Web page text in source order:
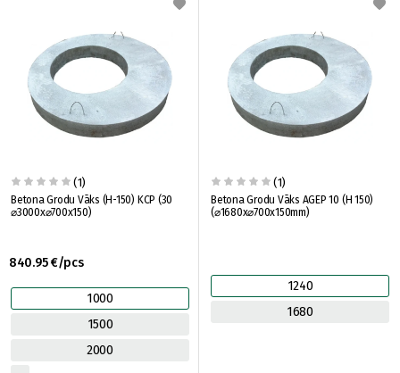
(1)
Betona Grodu Vāks (H-150) KCP (30
⌀3000x⌀700x150)
840.95 €/pcs
1000
1500
2000
(1)
Betona Grodu Vāks AGEP 10 (H 150)
(⌀1680x⌀700x150mm)
1240
1680